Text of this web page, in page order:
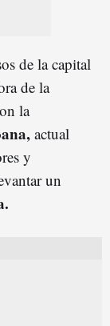
de la capital
de la
la
actual
y
un